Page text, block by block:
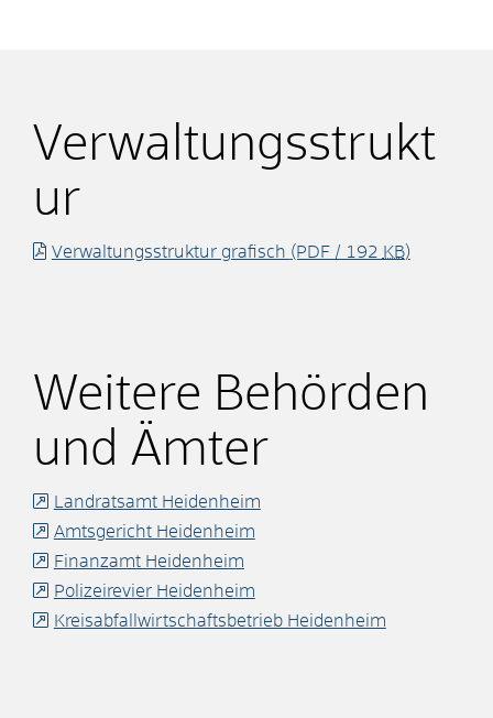
Verwaltungsstrukt
ur
Verwaltungsstruktur grafisch (PDF / 192 KB)
Weitere Behörden
und Ämter
Landratsamt Heidenheim
Amtsgericht Heidenheim
Finanzamt Heidenheim
Polizeirevier Heidenheim
Kreisabfallwirtschaftsbetrieb Heidenheim